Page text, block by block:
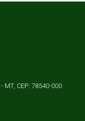
MT, CEP: 78540-000